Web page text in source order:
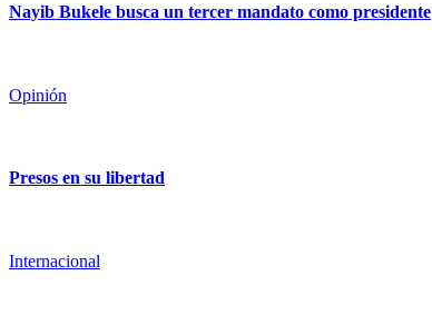
Nayib Bukele busca un tercer mandato como presidente
Opinión
Presos en su libertad
Internacional